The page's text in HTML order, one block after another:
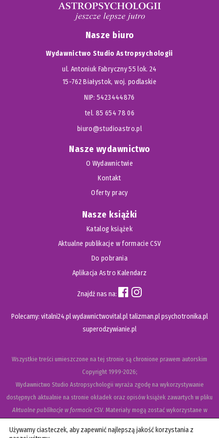
Nasze biuro
Wydawnictwo Studio Astropsychologii
ul. Antoniuk Fabryczny 55 lok. 24
15-762 Białystok, woj. podlaskie
NIP: 5423444876
tel. 85 654 78 06
biuro@studioastro.pl
Nasze wydawnictwo
O Wydawnictwie
Kontakt
Oferty pracy
Nasze książki
Katalog książek
Aktualne publikacje w formacie CSV
Do pobrania
Aplikacja Astro Kalendarz
Znajdź nas na:
Polecamy: vitalni24.plwydawnictwovital.pltalizman.plpsychotronika.pl
superodzywianie.pl
Wszystkie treści umieszczone na tej stronie są chronione prawem autorskim
Copyright1999-2026;
Wydawnictwo Studio Astropsychologii wyraża zgodę na wykorzystywanie
dostępnych aktualnie na stronie okładek oraz opisów książek zawartych w pliku
Aktualne publikacje w formacie CSV. Materiały mogą zostać wykorzystane w
materiałach promujących legalną dystrybucję książek. Usunięcie materiału z ww.
Używamy ciasteczek, aby zapewnić najlepszą jakość korzystania z